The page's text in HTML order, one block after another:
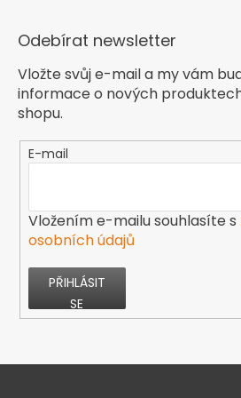
Odebírat newsletter
Vložte svůj e-mail a my vám
informace o nových
shopu.
E-mail
Vložením e-mailu souhlasíte s
osobních údajů
PŘIHLÁSIT
SE